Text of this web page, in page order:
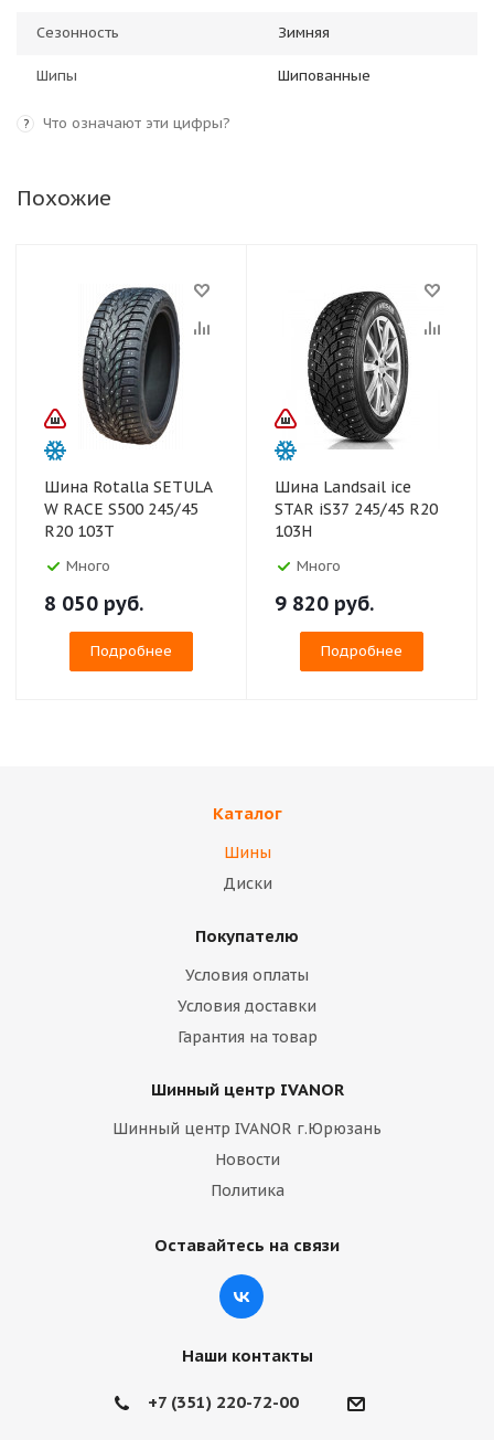
Сезонность Зимняя
Шипы Шипованные
? Что означают эти цифры?
Похожие
Шина Rotalla SETULA
W RACE S500 245/45
R20 103T
Много
8 050 руб.
Подробнее
Шина Landsail ice
STAR iS37 245/45 R20
103H
Много
9 820 руб.
Подробнее
Каталог
Шины
Диски
Покупателю
Условия оплаты
Условия доставки
Гарантия на товар
Шинный центр IVANOR
Шинный центр IVANOR г.Юрюзань
Новости
Политика
Оставайтесь на связи
Наши контакты
+7 (351) 220-72-00